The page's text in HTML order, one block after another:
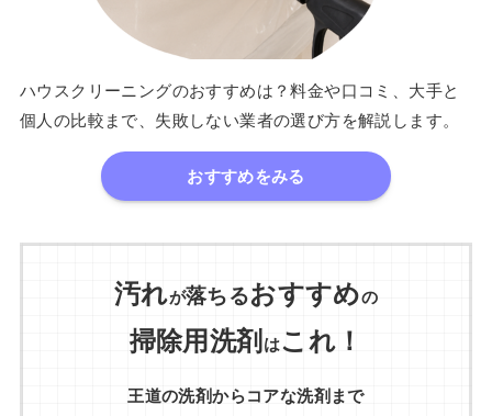
ハウスクリーニングのおすすめは？料金や口コミ、大手と
個人の比較まで、失敗しない業者の選び方を解説します。
おすすめをみる
汚れが落ちるおすすめの
掃除用洗剤 はこれ！
王道の洗剤からコアな洗剤まで